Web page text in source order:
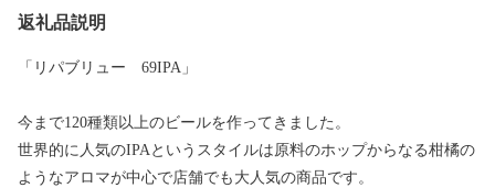
返礼品説明
「リパブリュー 69IPA」
今まで120種類以上のビールを作ってきました。
世界的に人気のIPAというスタイルは原料のホップからなる柑橘の
ようなアロマが中心で店舗でも大人気の商品です。